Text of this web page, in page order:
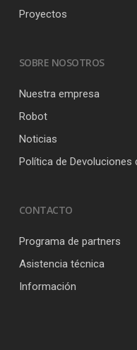
Proyectos
SOBRE NOSOTROS
Nuestra empresa
Robot
Noticias
Política de Devoluciones
CONTACTO
Programa de partners
Asistencia técnica
Información